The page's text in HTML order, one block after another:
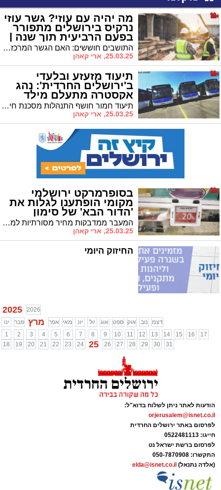
מה יהיה עם עוזי? גשר עוזי
נרקיס בירושלים מתפורר
בפעם הרביעית תוך שנה |
צפו בתופעה התושבים חוששים: האם הגשר המרכזי המחבר את שכונות הצפון עם ירושלים בטוח לשימוש?
25.03.25, ארי קאהן
תיעוד מזעזע ובלעדי
ב'ירושלים החרדית': נהג
אקסטרה מתעלם מילד
וחוצה באדום תיעוד חמור חושף התנהלות מסכנת חיים של נהג אוטובוס שמתעלם מילד במעבר חציה וחוצה צומת ברמזור אדום
25.03.25, ארי קאהן
בסופרמרקט ירושלמי
מקומי הופתענו לגלות את
'הדור הבא' של סימון
המחירים | צפיה מהנה המעבר ממדבקות מחיר מסורתיות למסכים דיגיטליים מבטיח חיסכון משמעותי לבעלי עסקים והתאמה מדויקת בין מחירי המדף לקופה
25.03.25, ארי קאהן
החיזוק היומי
2025
2026
ינו
פבר מרץ אפר מאי יונ יול אוג ספט אוק נוב
דצמ
1
2 3 4 5 6 7 8 9 10 11 12 13 14 15 16
17
18
19 20 21 22 23 24 25 26 27 28 29 30 31
הודעות לאתר ניתן לשלוח בדוא"ל:
orjerusalem@isnet.co.il
לפרסום באתר ירושלים החרדית
חייגו: 0522481113
לפרסום ברשת ישראל נט
התקשרו: 050-7870908
(אלדה נתנאל) elda@isnet.co.il